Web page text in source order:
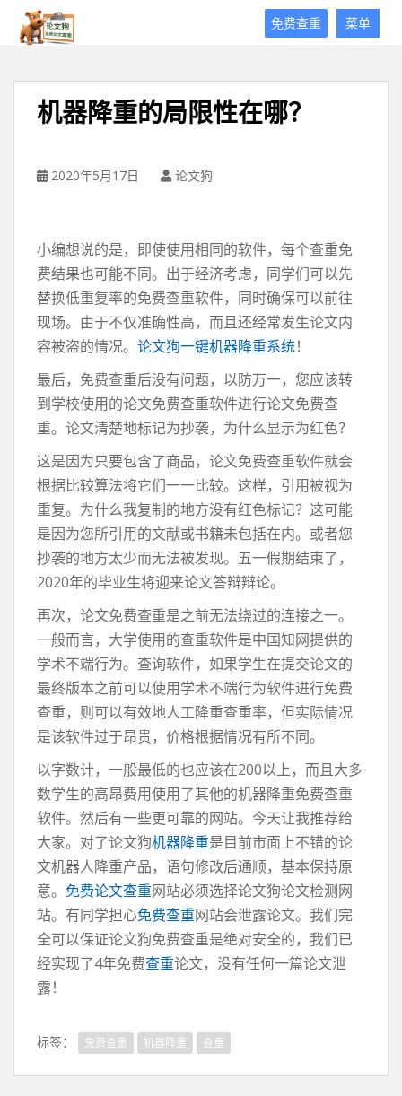
菜单
免费查重
机器降重的局限性在哪？
2020年5月17日 论文狗
小编想说的是，即使使用相同的软件，每个查重免
费结果也可能不同。出于经济考虑，同学们可以先
替换低重复率的免费查重软件，同时确保可以前往
现场。由于不仅准确性高，而且还经常发生论文内
容被盗的情况。 论文狗一键机器降重系统！
最后，免费查重后没有问题，以防万一，您应该转
到学校使用的论文免费查重软件进行论文免费查
重。论文清楚地标记为抄袭，为什么显示为红色？
这是因为只要包含了商品，论文免费查重软件就会
根据比较算法将它们一一比较。这样，引用被视为
重复。为什么我复制的地方没有红色标记？这可能
是因为您所引用的文献或书籍未包括在内。或者您
抄袭的地方太少而无法被发现。五一假期结束了，
2020年的毕业生将迎来论文答辩辩论。
再次，论文免费查重是之前无法绕过的连接之一。
一般而言，大学使用的查重软件是中国知网提供的
学术不端行为。查询软件，如果学生在提交论文的
最终版本之前可以使用学术不端行为软件进行免费
查重，则可以有效地人工降重查重率，但实际情况
是该软件过于昂贵，价格根据情况有所不同。
以字数计，一般最低的也应该在200以上，而且大多
数学生的高昂费用使用了其他的机器降重免费查重
软件。然后有一些更可靠的网站。今天让我推荐给
大家。对了论文狗机器降重是目前市面上不错的论
文机器人降重产品，语句修改后通顺，基本保持原
意。 免费论文查重网站必须选择论文狗论文检测网
站。有同学担心免费查重网站会泄露论文。我们完
全可以保证论文狗免费查重是绝对安全的，我们已
经实现了4年免费查重论文，没有任何一篇论文泄
露！
标签： 免费查重 机器降重 查重